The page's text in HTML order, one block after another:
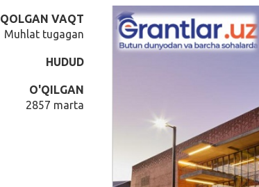
QOLGAN VAQT
Muhlat tugagan
HUDUD
O'QILGAN
2857 marta